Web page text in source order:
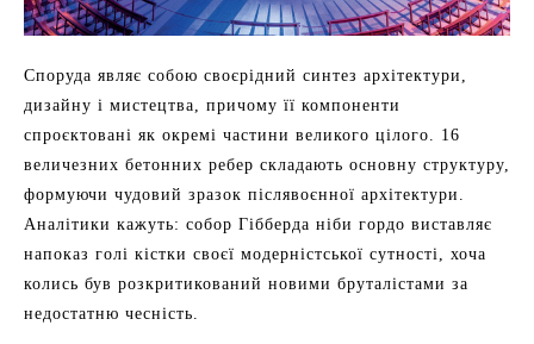
Споруда являє собою своєрідний синтез архітектури,
дизайну і мистецтва, причому її компоненти
спроєктовані як окремі частини великого цілого. 16
величезних бетонних ребер складають основну структуру,
формуючи чудовий зразок післявоєнної архітектури.
Аналітики кажуть: собор Гібберда ніби гордо виставляє
напоказ голі кістки своєї модерністської сутності, хоча
колись був розкритикований новими бруталістами за
недостатню чесність.